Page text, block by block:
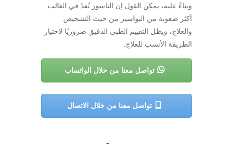
وبناءً عليه، يمكن القول إن الناسور يُعدّ في الغالب
أكثر صعوبة من البواسير من حيث التشخيص
والعلاج، ويظل التقييم الطبي الدقيق ضروريًا لاختيار
الطريقة الأنسب للعلاج.
تواصل معنا من خلال الواتساب
تواصل معنا من خلال الاتصال